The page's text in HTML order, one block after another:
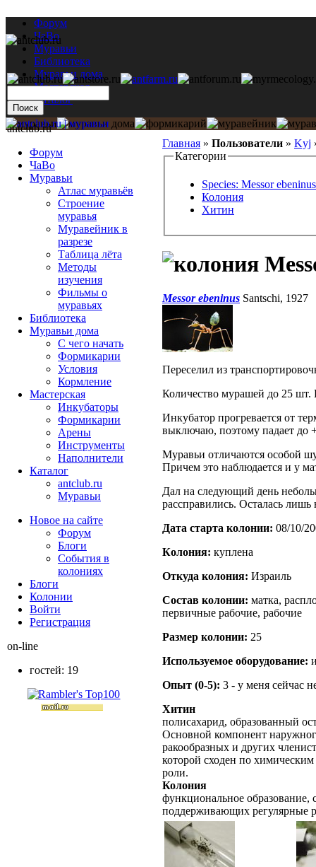
Форум
ЧаВо
Муравьи
Библиотека
Муравьи дома
Мастерская
Каталог
Главная » Пользователи » Kyj
Категории
Species: Messor ebeninus
Колония
Хитин
Messor ebeninus Santschi, 1927
Переселил из
Количество мурашей до 25 шт.
Инкубатор прогревается от
выключаю, поэтому падает до
Муравьи отличаются особой
Причем это наблюдается и у
Дал на следующий день
рассправились. Осталась
Дата старта кoлонии: 08/10/
Кoлония: куплена
Откуда кoлония: Израиль
Состав кoлонии: матка,
первичные рабочие, рабочие
Размер кoлонии: 25
Используемое оборудование:
Опыт (0-5): 3 - у меня сейчас
Хитин
полисахарид, образованный
Основной компонент
ракообразных и других
которой сходен по
роли.
Колония
функциональное образование,
поддерживающих регулярные
antclub.ru
Форум
ЧаВо
Муравьи
Атлас муравьёв
Строение
муравья
Муравейник в
разрезе
Таблица лёта
Методы
изучения
Фильмы о
муравьях
Библиотека
Муравьи дома
С чего начать
Формикарии
Условия
Кормление
Мастерская
Инкубаторы
Формикарии
Арены
Инструменты
Наполнители
Каталог
antclub.ru
Муравьи
Новое на сайте
Форум
Блоги
События в
колониях
Блоги
Колонии
Войти
Peгиcтpaция
on-line
гостей: 19